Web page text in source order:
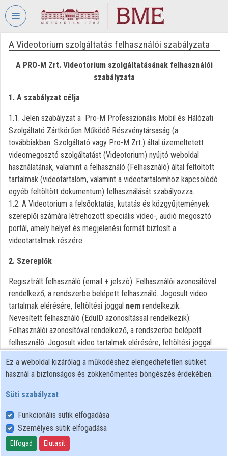
Fejléc kihagyása Menü kihagyása Tartalom kihagyása
VIDEOTORIUM
ÉS
EGYETEM
Intézményi kezdőlap
Bejelentkezés
Intézményi felfedezés
Kategóriák
Intézményi listák
A Videotorium szolgáltatás felhasználói szabályzata
A PRO-M Zrt. Videotorium szolgáltatásának felhasználói
szabályzata
1. A szabályzat célja
1.1. Jelen szabályzat a Pro-M Professzionális Mobil és Hálózati
Szolgáltató Zártkörűen Működő Részvénytársaság (a
továbbiakban. Szolgáltató vagy Pro-M Zrt.) által üzemeltetett
videomegosztó szolgáltatást (Videotorium) nyújtó weboldal
használatának, valamint a felhasználó (Felhasználó) által feltöltött
tartalmak (videotartalom, valamint a videotartalomhoz kapcsolódó
egyéb feltöltött dokumentum) felhasználását szabályozza.
1.2. A Videotorium a felsőoktatás, kutatás és közgyűjtemények
szereplői számára létrehozott speciális video-, audió megosztó
portál, amely helyet és megjelenési formát biztosít a
videotartalmak részére.
2. Szereplők
Regisztrált felhasználó (email + jelszó): Felhasználói azonosítóval
rendelkező, a rendszerbe belépett felhasználó. Jogosult video
tartalmak elérésére, feltöltési joggal nem rendelkezik.
Nevesített felhasználó (EduID azonosítással rendelkezik):
Felhasználói azonosítóval rendelkező, a rendszerbe belépett
felhasználó. Jogosult video tartalmak elérésére, feltöltési joggal
Vendég látogató: Felhasználói azonosítóval nem rendelkező
személy. Csak a publikus tartalmak elérésére jogosult, feltöltési
joga nincs.
külön: Felhasználó)
Harmadik fél: Olyan személy, aki a feltöltött felvételen szerepel,
vagy valamely jogát (pl.: szerzői jog, személyiségi jogok,
szomszédos jogok) érinti a feltöltött tartalom, vagy a Regisztrált
Ez a weboldal kizárólag a működéshez elengedhetetlen sütiket
használ a biztonságos és zökkenőmentes böngészés érdekében.
Süti szabályzat
Funkcionális sütik elfogadása
Személyes sütik elfogadása
Elfogad Elutasít